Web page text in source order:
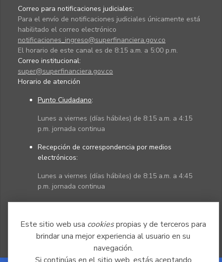
Este sitio web usa cookiespropias y de terceros para
brindar una mejor experiencia al usuario en su
navegación.
Correo para notificaciones judiciales:
Para el envío de notificaciones judiciales únicamente está
habilitado el correo electrónico
notificaciones_ingreso@superfinanciera.gov.co
El horario de este canal es de 8:15 a.m. a 5:00 p.m.
Correo institucional:
super@superfinanciera.gov.co
Horario de atención
Punto Ciudadano:
Lunes a viernes (días hábiles) de 8:15 a.m. a 4:15
p.m. jornada continua
Recepción de correspondencia por medios
electrónicos:
Lunes a viernes (días hábiles) de 8:15 a.m. a 4:45
p.m. jornada continua